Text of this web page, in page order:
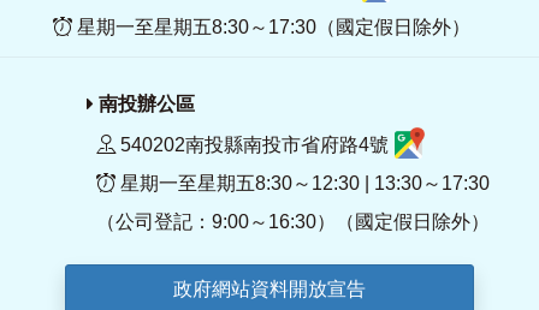
星期一至星期五8:30～17:30（國定假日除外）
南投辦公區
540202南投縣南投市省府路4號
星期一至星期五8:30～12:30 | 13:30～17:30
（公司登記：9:00～16:30）（國定假日除外）
政府網站資料開放宣告